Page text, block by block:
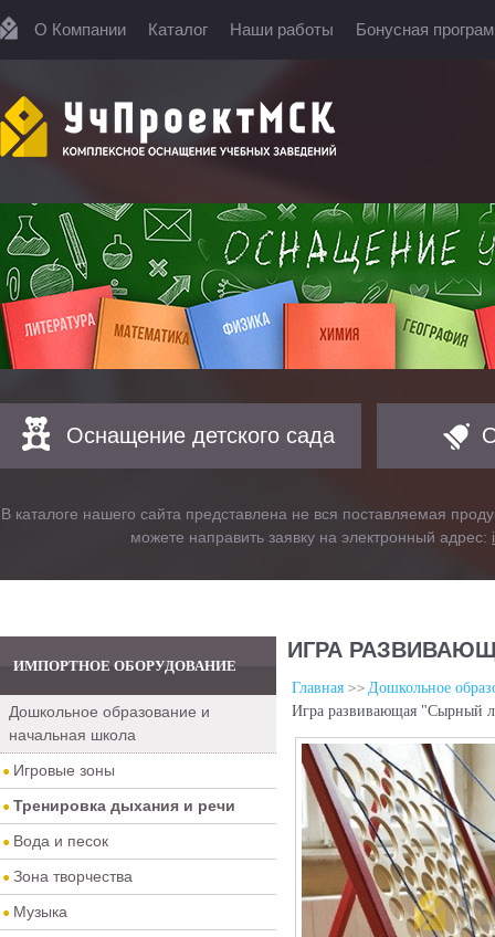
О Компании Каталог Наши работы Бонусная
Оснащение детского сада
В каталоге нашего сайта представлена не вся поставляемая
можете направить заявку на электронный адрес:
ИМПОРТНОЕ ОБОРУДОВАНИЕ
Дошкольное образование и
начальная школа
Игровые зоны
Тренировка дыхания и речи
Вода и песок
Зона творчества
Музыка
ИГРА
Главная
Дошкольное
Игра развивающая "Сырный